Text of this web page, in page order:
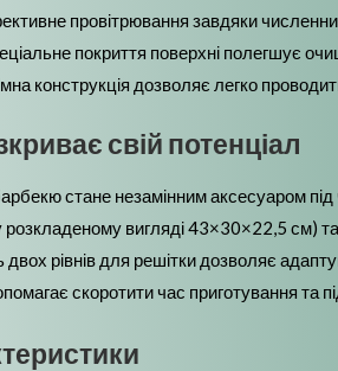
провітрювання завдяки
покриття поверхні полегшує
конструкція дозволяє легко
свій потенціал
стане незамінним аксесуаром під
розкладеному вигляді 43×30×22,5 см)
двох рівнів для решітки дозволяє
скоротити час приготування та